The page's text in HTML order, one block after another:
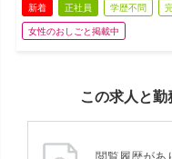
新着 正社員 学歴不問
女性のおしごと掲載中
この求人と